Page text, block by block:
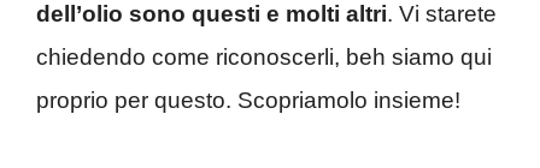
dell’olio sono questi e molti altri. Vi starete
chiedendo come riconoscerli, beh siamo qui
proprio per questo. Scopriamolo insieme!